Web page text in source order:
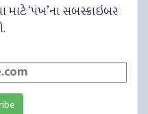
‘પંખ’ના સબસ્ક્રાઇબર